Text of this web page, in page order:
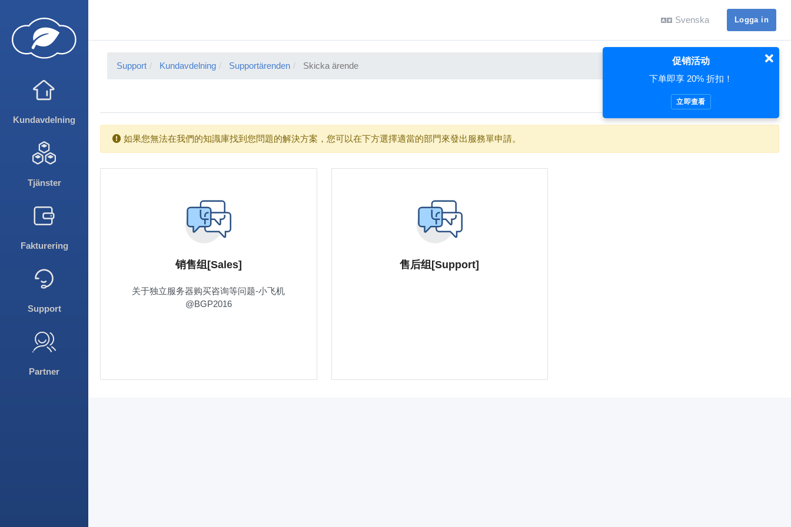
Kundavdelning
Tjänster
Fakturering
Support
Partner
Svenska Logga in
Support Kundavdelning Supportärenden Skicka ärende
如果您無法在我們的知識庫找到您問題的解決方案，您可以在下方選擇適當的部門來發出服務單申請。
销售组[Sales]
关于独立服务器购买咨询等问题-小飞机
@BGP2016
售后组[Support]
促销活动
下单即享 20% 折扣！
立即查看